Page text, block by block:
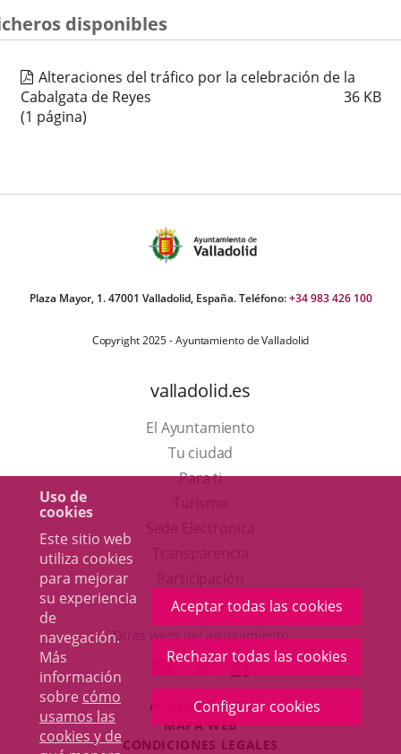
Uso de
cookies
Este sitio web
utiliza cookies
para mejorar
su experiencia
de
navegación.
Más
información
sobre cómo
usamos las
cookies y de
Aceptar todas las cookies
Rechazar todas las cookies
Configurar cookies
una
aplicación
disponibles
Alteraciones del tráfico por la celebración de la
Cabalgata de Reyes
36 KB
(1 página)
Plaza Mayor, 1. 47001 Valladolid, España. Teléfono:+34 983 426 100
Copyright 2025 - Ayuntamiento de Valladolid
valladolid.es
El Ayuntamiento
Tu ciudad
Para ti
en
una
ventana
nueva.
aplicación
externa.
Otras webs del ayuntamiento
ENLACE
A
UNA
APLICACIÓN
ENLACE
A
UNA
APLICACIÓN
ENLACE
A
UNA
ACCESIBILIDAD
MAPA WEB
CONDICIONES LEGALES